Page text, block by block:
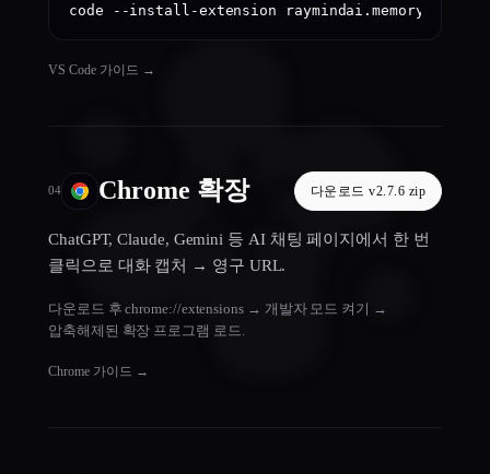
code --install-extension raymindai.memory-wiki-
VS Code 가이드 →
04 Chrome 확장 다운로드 v2.7.6 zip
ChatGPT, Claude, Gemini 등 AI 채팅 페이지에서 한 번
클릭으로 대화 캡처 → 영구 URL.
다운로드 후 chrome://extensions → 개발자 모드 켜기 →
압축해제된 확장 프로그램 로드.
Chrome 가이드 →